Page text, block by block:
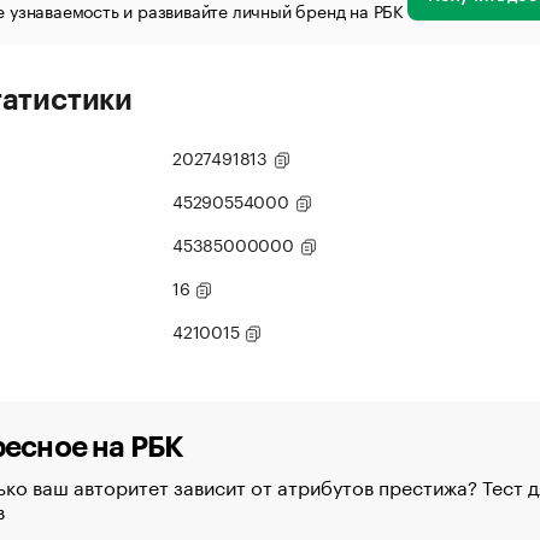
и развивайте личный бренд на РБК
2027491813
45290554000
45385000000
16
4210015
на РБК
ваш авторитет зависит от атрибутов престижа? Тест